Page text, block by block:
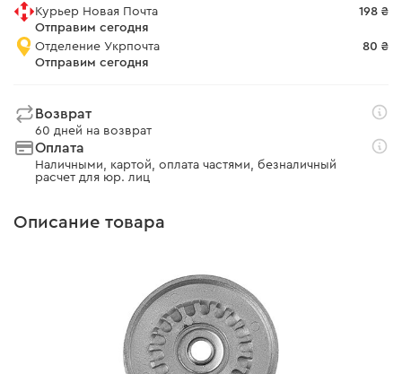
Курьер Новая Почта
Отправим сегодня
198 ₴
Отделение Укрпочта
Отправим сегодня
80 ₴
Возврат
60 дней на возврат
Оплата
Наличными, картой, оплата частями, безналичный
расчет для юр. лиц
Описание товара